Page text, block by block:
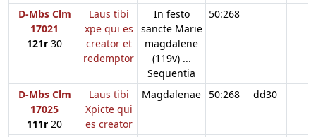
D-Mbs Clm
17021
121r 30
Laus tibi
xpe qui es
creator et
redemptor
In festo
sancte Marie
magdalene
(119v) ...
Sequentia
50:268
D-Mbs Clm
17025
111r 20
Laus tibi
Xpicte qui
es creator
Magdalenae 50:268 dd30